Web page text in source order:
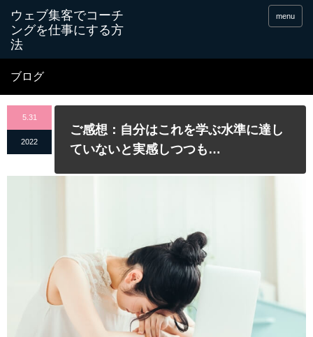
menu
ブログ
5.31
2022
ご感想：自分はこれを学ぶ水準に達し
ていないと実感しつつも…